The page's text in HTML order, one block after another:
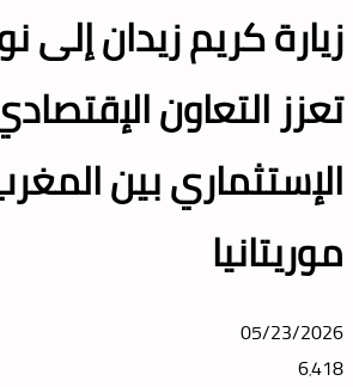
زيارة كريم زيدان
تعزز التعاون
الإستثماري بين
موريتانيا
05/23/2026
6٬418